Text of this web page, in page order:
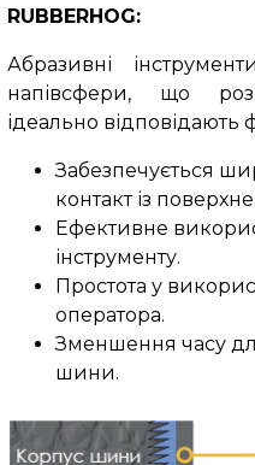
RUBBERHOG:
Абразивні
напівсфери, що
ідеально
Забезпечується
контакт із
Ефективне
інструменту.
Простота у
оператора.
Зменшення часу
шини.